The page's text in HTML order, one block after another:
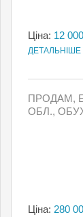
Ціна: 12
ДЕТАЛЬНІШЕ
ПРОДАМ,
ОБЛ.,
Ціна: 280